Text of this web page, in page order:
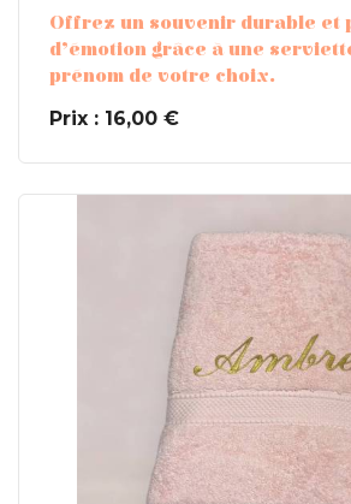
Offrez un souvenir durable et
d’émotion grâce à une
prénom de votre choix.
Prix : 16,00 €